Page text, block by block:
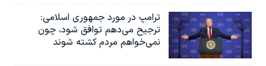
ترامپ در مورد جمهوری اسلامی:
ترجیح می‌دهم توافق شود، چون
نمی‌خواهم مردم کشته شوند